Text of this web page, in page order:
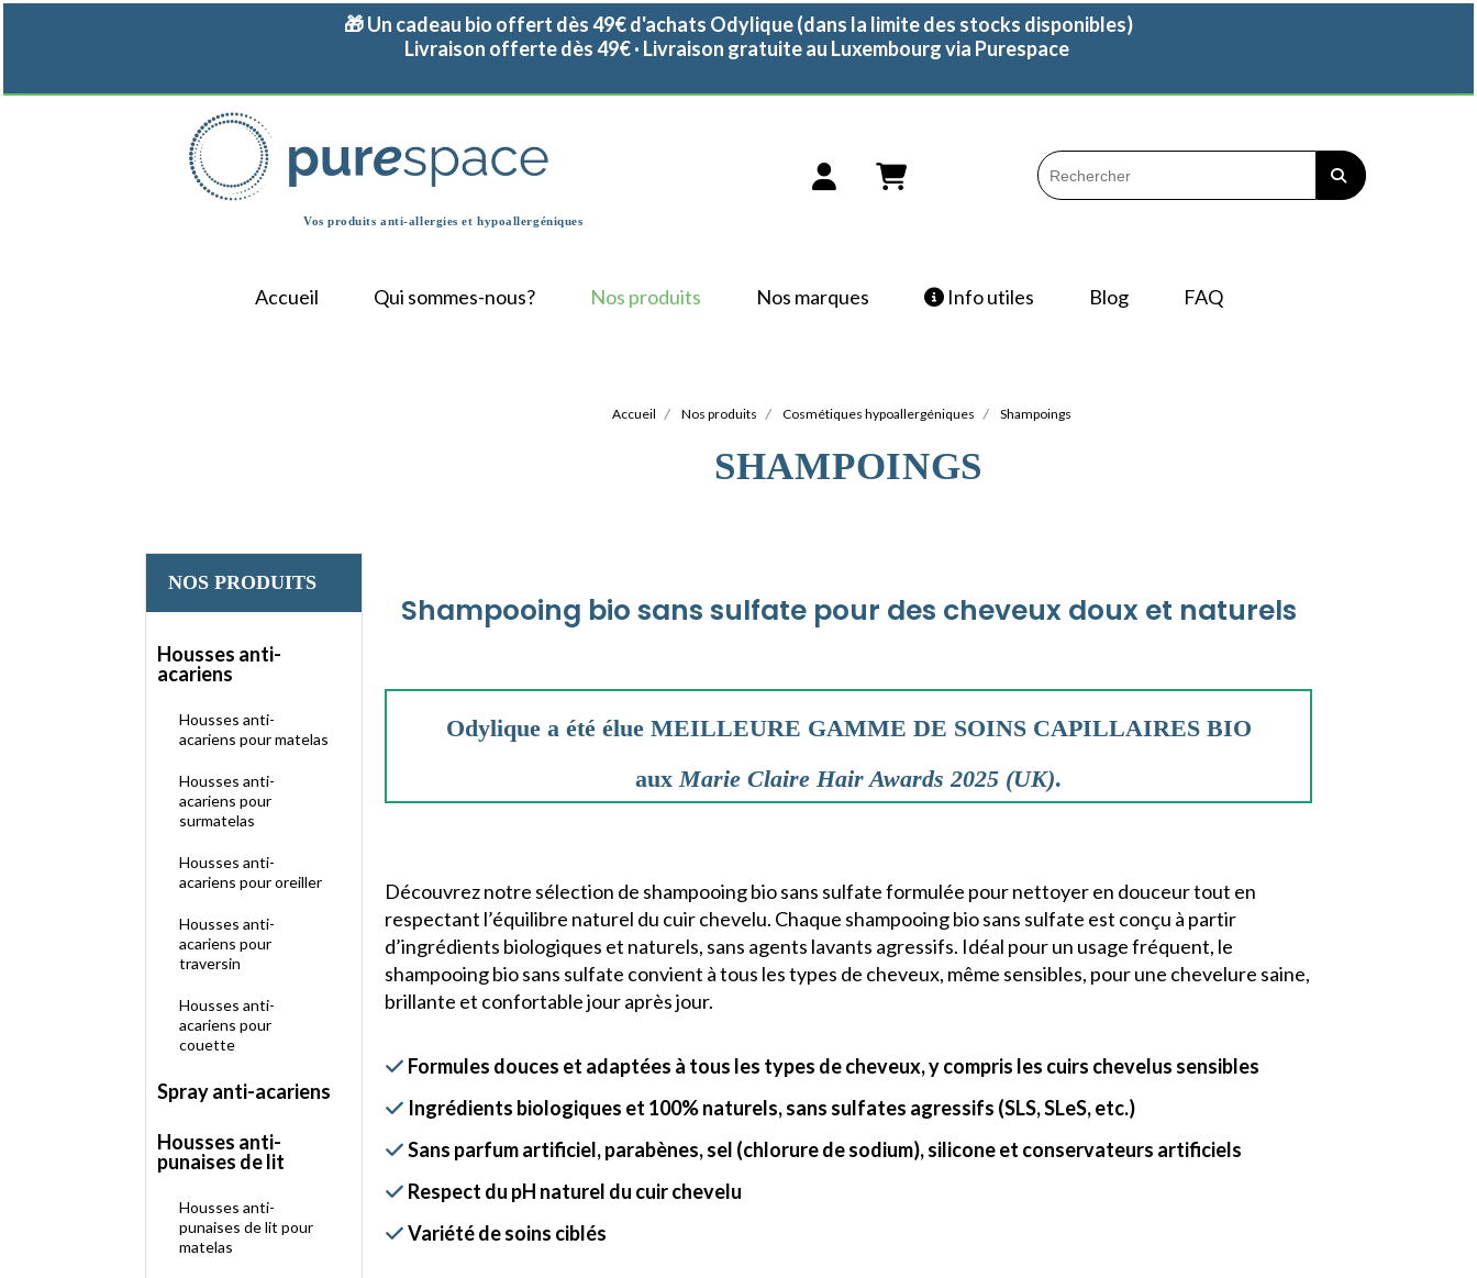
🎁 Un cadeau bio offert dès 49€ d'achats Odylique (dans la limite des stocks disponibles)
Livraison offerte dès 49€ · Livraison gratuite au Luxembourg via Purespace
Vos produits anti-allergies et hypoallergéniques
Accueil Qui sommes-nous? Nos produits Nos marques Info utiles Blog FAQ
NOS PRODUITS
Housses anti-
acariens
Housses anti-
acariens pour matelas
Housses anti-
acariens pour
surmatelas
Housses anti-
acariens pour oreiller
Housses anti-
acariens pour
traversin
Housses anti-
acariens pour
couette
Spray anti-acariens
Housses anti-
punaises de lit
Housses anti-
punaises de lit pour
matelas
Accueil Nos produits Cosmétiques hypoallergéniques Shampoings
SHAMPOINGS
Shampooing bio sans sulfate pour des cheveux doux et naturels
Odylique a été élue MEILLEURE GAMME DE SOINS CAPILLAIRES BIO
auxMarie Claire Hair Awards 2025 (UK).
Découvrez notre sélection de shampooing bio sans sulfate formulée pour nettoyer en douceur tout en
respectant l’équilibre naturel du cuir chevelu. Chaque shampooing bio sans sulfate est conçu à partir
d’ingrédients biologiques et naturels, sans agents lavants agressifs. Idéal pour un usage fréquent, le
shampooing bio sans sulfate convient à tous les types de cheveux, même sensibles, pour une chevelure saine,
brillante et confortable jour après jour.
 Formules douces et adaptées à tous les types de cheveux, y compris les cuirs chevelus sensibles
 Ingrédients biologiques et 100% naturels, sans sulfates agressifs (SLS, SLeS, etc.)
 Sans parfum artificiel, parabènes, sel (chlorure de sodium), silicone et conservateurs artificiels
 Respect du pH naturel du cuir chevelu
 Variété de soins ciblés
Panneau de gestion des cookies